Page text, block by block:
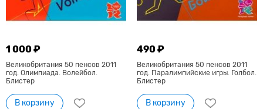
1 000 ₽
Великобритания 50 пенсов 2011
год. Олимпиада. Волейбол.
Блистер
В корзину
490 ₽
Великобритания 50 пенсов 2011
год. Паралимпийские игры. Голбол.
Блистер
В корзину